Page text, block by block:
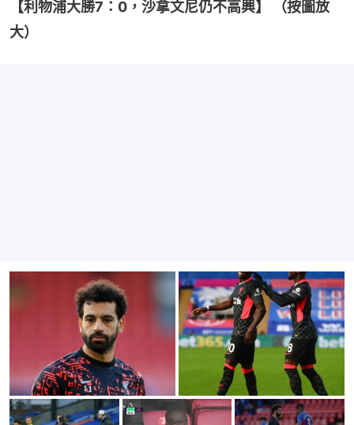
【利物浦大勝7：0，沙拿文尼仍不高興】 （按圖放
大）